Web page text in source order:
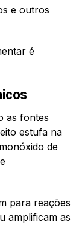
e outros
é
as fontes
estufa na
de
para reações
amplificam as